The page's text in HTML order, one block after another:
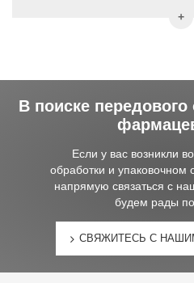
В поиске
Если у вас возникли
обработки и упаковочном
напрямую связаться с
будем рады
СВЯЖИТЕСЬ С